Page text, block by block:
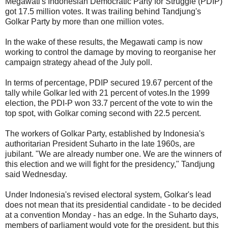
got 17.5 million votes. It was trailing behind Tandjung's
Golkar Party by more than one million votes.
In the wake of these results, the Megawati camp is now
working to control the damage by moving to reorganise her
campaign strategy ahead of the July poll.
In terms of percentage, PDIP secured 19.67 percent of the
tally while Golkar led with 21 percent of votes.In the 1999
election, the PDI-P won 33.7 percent of the vote to win the
top spot, with Golkar coming second with 22.5 percent.
The workers of Golkar Party, established by Indonesia's
authoritarian President Suharto in the late 1960s, are
jubilant. "We are already number one. We are the winners of
this election and we will fight for the presidency," Tandjung
said Wednesday.
Under Indonesia's revised electoral system, Golkar's lead
does not mean that its presidential candidate - to be decided
at a convention Monday - has an edge. In the Suharto days,
members of parliament would vote for the president, but this